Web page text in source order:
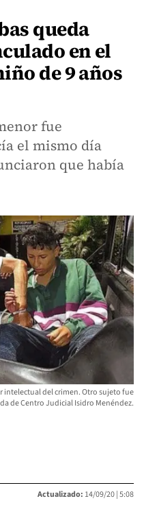
queda
en el
de 9 años
fue
el mismo día
que había
intelectual del crimen. Otro sujeto fue
de Centro Judicial Isidro Menéndez.
Actualizado: 14/09/20 |5:08